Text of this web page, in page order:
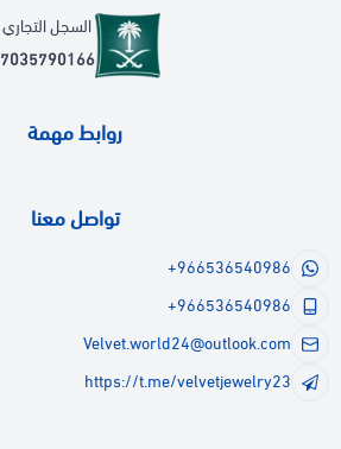
السجل التجاري
7035790166
روابط مهمة
تواصل معنا
+966536540986
+966536540986
Velvet.world24@outlook.com
https://t.me/velvetjewelry23